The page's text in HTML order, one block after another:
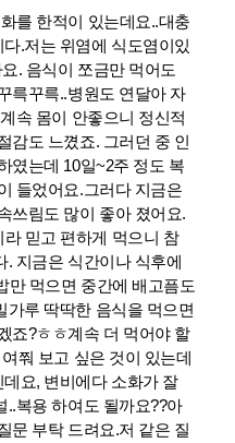
를 한적이 있는데요..대충
.저는 위염에 식도염이있
. 음식이 쪼금만 먹어도
륵꾸륵..병원도 연달아 자
속 몸이 안좋으니 정신적
감도 느꼈죠. 그러던 중 인
였는데 10일~2주 정도 복
들었어요.그러다 지금은
쓰림도 많이 좋아 졌어요.
믿고 편하게 먹으니 참
. 지금은 식간이나 식후에
만 먹으면 중간에 배고픔도
가루 딱딱한 음식을 먹으면
죠?ㅎㅎ계속 더 먹어야 할
쭤 보고 싶은 것이 있는데
요, 변비에다 소화가 잘
복용 하여도 될까요??아
문 부탁 드려요.저 같은 질